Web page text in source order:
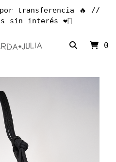
por transferencia 🔥 //
sin interés ❤️‍🔥
0